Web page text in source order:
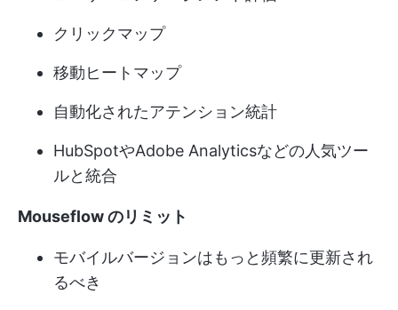
クリックマップ
移動ヒートマップ
自動化されたアテンション統計
HubSpotやAdobe Analyticsなどの人気ツー
ルと統合
Mouseflow のリミット
モバイルバージョンはもっと頻繁に更新され
るべき